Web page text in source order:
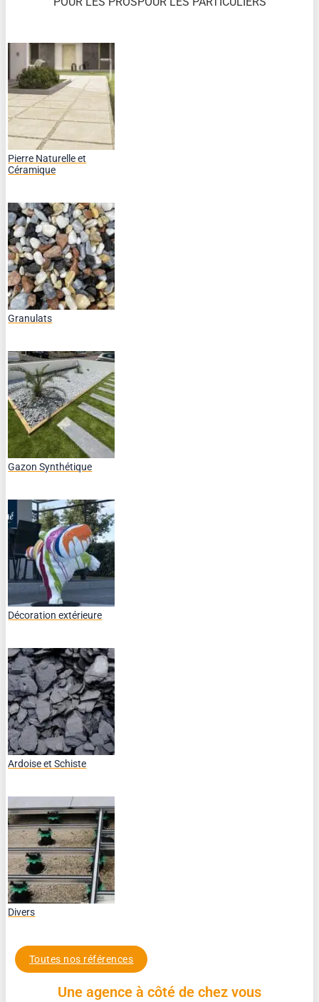
Pierre Naturelle et
Céramique
Granulats
Gazon Synthétique
Décoration extérieure
Ardoise et Schiste
Divers
Toutes nos références
Une agence à côté de chez vous